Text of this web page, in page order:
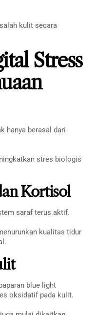
kulit secara
Stress
hanya berasal dari
stres biologis
Kortisol
saraf terus aktif.
kualitas tidur
blue light
oksidatif pada kulit.